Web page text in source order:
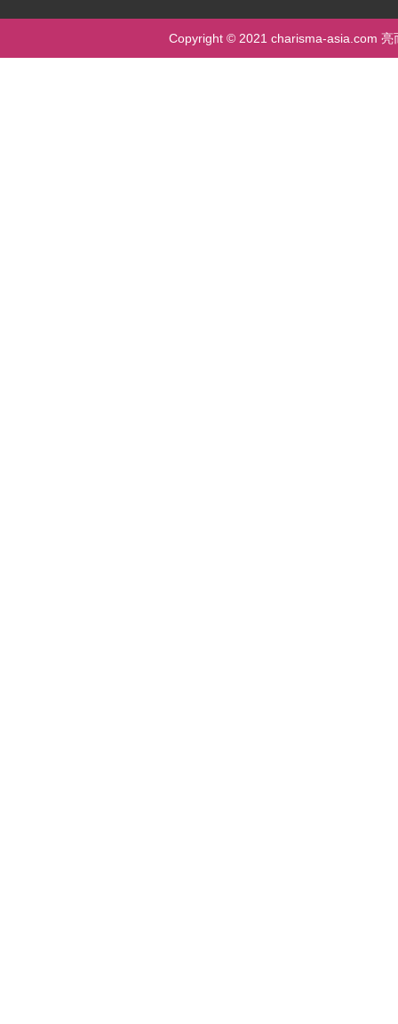
Copyright © 2021 charisma-asia.com 亮